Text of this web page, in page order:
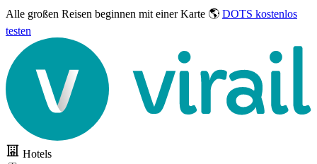
Alle großen Reisen beginnen mit einer Karte 🌎 DOTS kostenlos
testen
Hotels